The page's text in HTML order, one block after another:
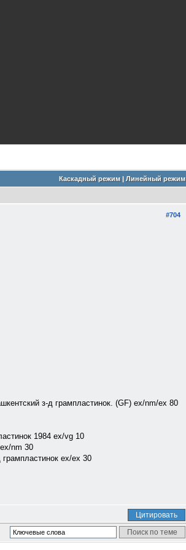
Каскадный режим| Линейный режим
#704
з-д грампластинок. (GF) ex/nm/ex 80
1984 ex/vg 10
nm 30
ex/ex 30
Цитировать